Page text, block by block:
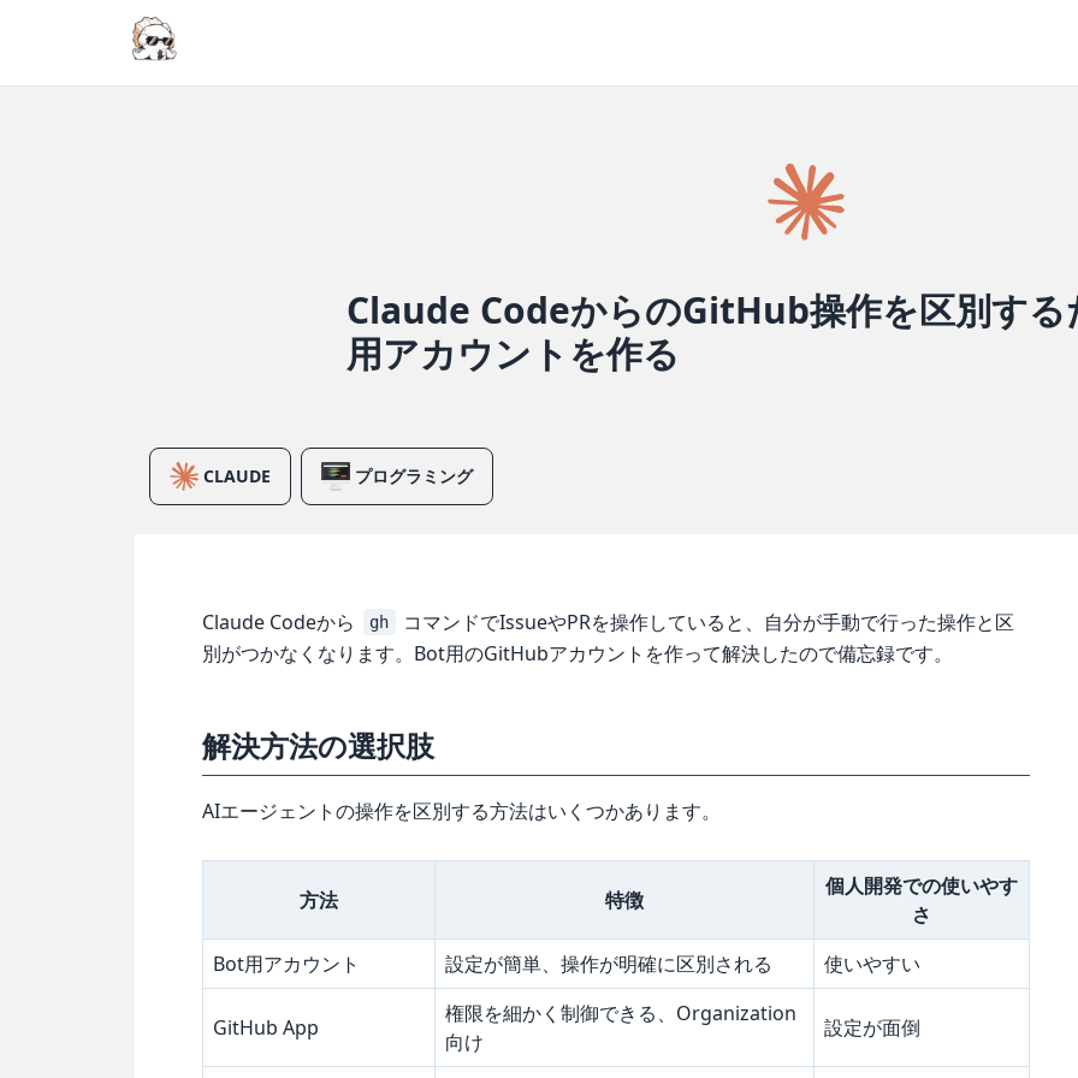
Claude CodeからのGitHub操作を区別す
用アカウントを作る
CLAUDE プログラミング
Claude Codeから gh
コマンドでIssueやPRを操作していると、自分が手動で行った操作と区
別がつかなくなります。Bot用のGitHubアカウントを作って解決したので備忘録です。
解決方法の選択肢
AIエージェントの操作を区別する方法はいくつかあります。
方法 特徴
個人開発での使いやす
さ
Bot用アカウント
設定が簡単、操作が明確に区別される 使いやすい
GitHub App
権限を細かく制御できる、Organization
向け
設定が面倒